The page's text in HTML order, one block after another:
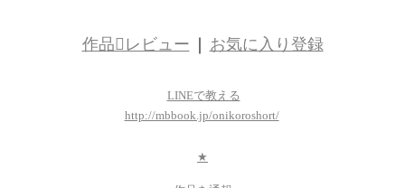
作品レビュー お気に入り登録
LINEで教える
http://mbbook.jp/onikoroshort/
★